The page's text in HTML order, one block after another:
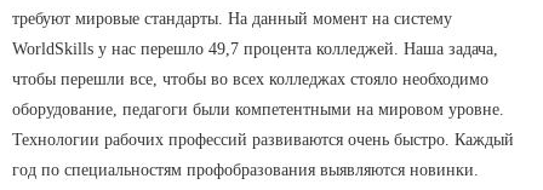
требуют мировые стандарты. На данный момент на систему
WorldSkills у нас перешло 49,7 процента колледжей. Наша задача,
чтобы перешли все, чтобы во всех колледжах стояло необходимо
оборудование, педагоги были компетентными на мировом уровне.
Технологии рабочих профессий развиваются очень быстро. Каждый
год по специальностям профобразования выявляются новинки.